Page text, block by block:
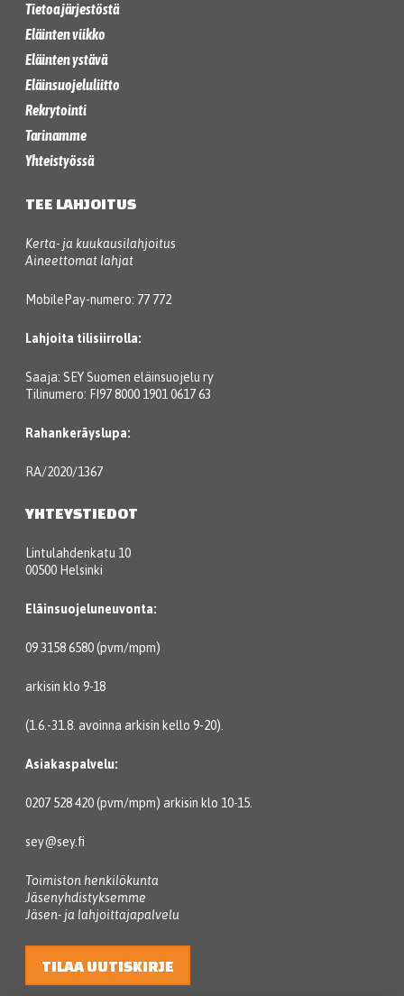
Tietoa järjestöstä
Eläinten viikko
Eläinten ystävä
Eläinsuojeluliitto
Rekrytointi
Tarinamme
Yhteistyössä
TEE LAHJOITUS
Kerta- ja kuukausilahjoitus
Aineettomat lahjat
MobilePay-numero: 77 772
Lahjoita tilisiirrolla:
Saaja: SEY Suomen eläinsuojelu ry
Tilinumero: FI97 8000 1901 0617 63
Rahankeräyslupa:
RA/2020/1367
YHTEYSTIEDOT
Lintulahdenkatu 10
00500 Helsinki
Eläinsuojeluneuvonta:
09 3158 6580 (pvm/mpm)
arkisin klo 9-18
(1.6.-31.8. avoinna arkisin kello 9-20).
Asiakaspalvelu:
0207 528 420 (pvm/mpm) arkisin klo 10-15.
sey@sey.fi
Toimiston henkilökunta
Jäsenyhdistyksemme
Jäsen- ja lahjoittajapalvelu
TILAA UUTISKIRJE